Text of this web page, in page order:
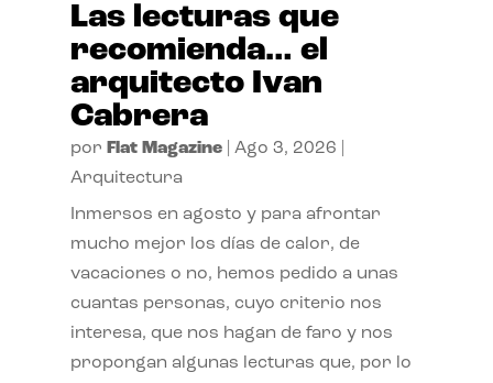
Las lecturas que
recomienda… el
arquitecto Ivan
Cabrera
por Flat Magazine| Ago 3, 2026
Arquitectura
Inmersos en agosto y para afrontar
mucho mejor los días de calor, de
vacaciones o no, hemos pedido a unas
cuantas personas, cuyo criterio nos
interesa, que nos hagan de faro y nos
propongan algunas lecturas que, por lo